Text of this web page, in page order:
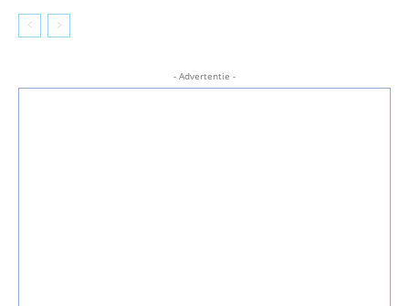
- Advertentie -